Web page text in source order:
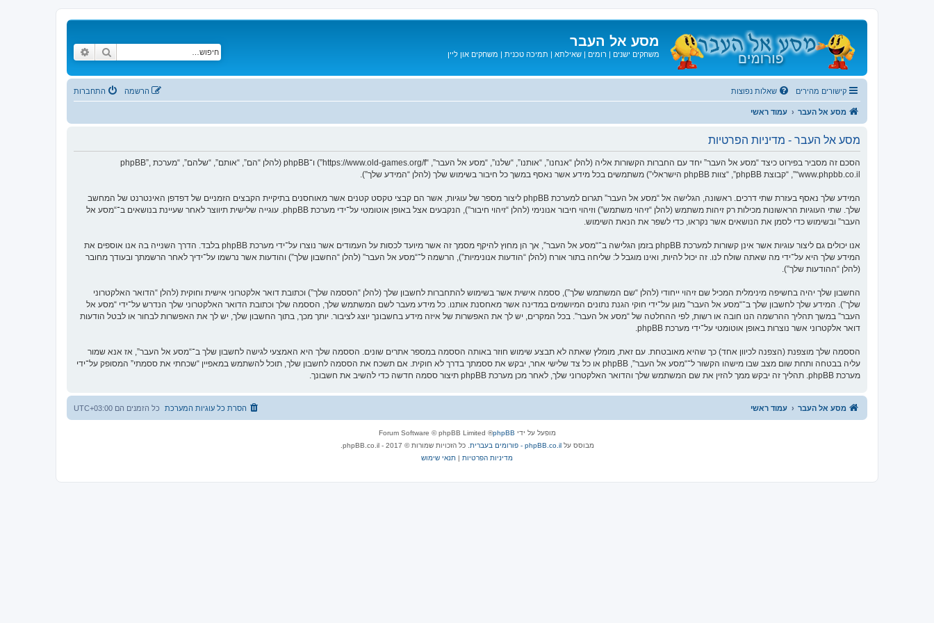
מסע אל העבר
משחקים ישנים | רומים | שאילתא | תמיכה טכנית | משחקים און ליין חיפוש
קישורים מהירים שאלות נפוצות התחברות הרשמה
מסע אל העבר עמוד ראשי
מסע אל העבר - מדיניות הפרטיות
הסכם זה מסביר בפירוט כיצד “מסע אל העבר” יחד עם החברות הקשורות אליה (להלן “אנחנו”, “אותנו”, “שלנו”, “מסע אל העבר”, “https://www.old-games.org/f”) ו־phpBB (להלן “הם”, “אותם”, “שלהם”, “מערכת phpBB”,
“www.phpbb.co.il”, “קבוצת phpBB”, “צוות phpBB הישראלי”) משתמשים בכל מידע אשר נאסף במשך כל חיבור בשימוש שלך (להלן “המידע שלך”).
המידע שלך נאסף בעזרת שתי דרכים. ראשונה, הגלישה אל “מסע אל העבר” תגרום למערכת phpBB ליצור מספר של עוגיות, אשר הם קבצי טקסט קטנים אשר מאוחסנים בתיקיית הקבצים הזמניים של דפדפן האינטרנט של המחשב
שלך. שתי העוגיות הראשונות מכילות רק זיהות משתמש (להלן “זיהוי משתמש”) וזיהוי חיבור אנונימי (להלן “זיהוי חיבור”), הנקבעים אצל באופן אוטומטי על־ידי מערכת phpBB. עוגייה שלישית תיווצר לאחר שעיינת בנושאים ב־“מסע אל
העבר” ובשימוש כדי לסמן את הנושאים אשר נקראו, כדי לשפר את הנאת השימוש.
אנו יכולים גם ליצור עוגיות אשר אינן קשורות למערכת phpBB בזמן הגלישה ב־“מסע אל העבר”, אך הן מחוץ להיקף מסמך זה אשר מיועד לכסות על העמודים אשר נוצרו על־ידי מערכת phpBB בלבד. הדרך השנייה בה אנו אוספים את
המידע שלך היא על־ידי מה שאתה שולח לנו. זה יכול להיות, ואינו מוגבל ל: שליחה בתור אורח (להלן “הודעות אנונימיות”), הרשמה ל־“מסע אל העבר” (להלן “החשבון שלך”) והודעות אשר נרשמו על־ידיך לאחר הרשמתך ובעודך מחובר
(להלן “ההודעות שלך”).
החשבון שלך יהיה בחשיפה מינימלית המכיל שם זיהוי ייחודי (להלן “שם המשתמש שלך”), ססמה אישית אשר בשימוש להתחברות לחשבון שלך (להלן “הססמה שלך”) וכתובת דואר אלקטרוני אישית וחוקית (להלן “הדואר האלקטרוני
שלך”). המידע שלך לחשבון שלך ב־“מסע אל העבר” מוגן על־ידי חוקי הגנת נתונים המיושמים במדינה אשר מאחסנת אותנו. כל מידע מעבר לשם המשתמש שלך, הססמה שלך וכתובת הדואר האלקטרוני שלך הנדרש על־ידי “מסע אל
העבר” במשך תהליך ההרשמה הנו חובה או רשות, לפי ההחלטה של “מסע אל העבר”. בכל המקרים, יש לך את האפשרות של איזה מידע בחשבונך יוצג לציבור. יותך מכך, בתוך החשבון שלך, יש לך את האפשרות לבחור או לבטל הודעות
דואר אלקטרוני אשר נוצרות באופן אוטומטי על־ידי מערכת phpBB.
הססמה שלך מוצפנת (הצפנה לכיוון אחד) כך שהיא מאובטחת. עם זאת, מומלץ שאתה לא תבצע שימוש חוזר באותה הססמה במספר אתרים שונים. הססמה שלך היא האמצעי לגישה לחשבון שלך ב־“מסע אל העבר”, אז אנא שמור
עליה בבטחה ותחת שום מצב שבו מישהו הקשור ל־“מסע אל העבר”, phpBB או כל צד שלישי אחר, יבקש את ססמתך בדרך לא חוקית. אם תשכח את הססמה לחשבון שלך, תוכל להשתמש במאפיין “שכחתי את ססמתי” המסופק על־ידי
מערכת phpBB. תהליך זה יבקש ממך להזין את שם המשתמש שלך והדואר האלקטרוני שלך, לאחר מכן מערכת phpBB תיצור ססמה חדשה כדי להשיב את חשבונך.
מסע אל העבר עמוד ראשי כל הזמנים הם UTC+03:00 הסרת כל עוגיות המערכת
מופעל על ידי phpBB
® Forum Software © phpBB Limited
מבוסס עלphpBB.co.il - פורומים בעברית
. כל הזכויות שמורות © 2017 - phpBB.co.il.
מדיניות הפרטיות | תנאי שימוש